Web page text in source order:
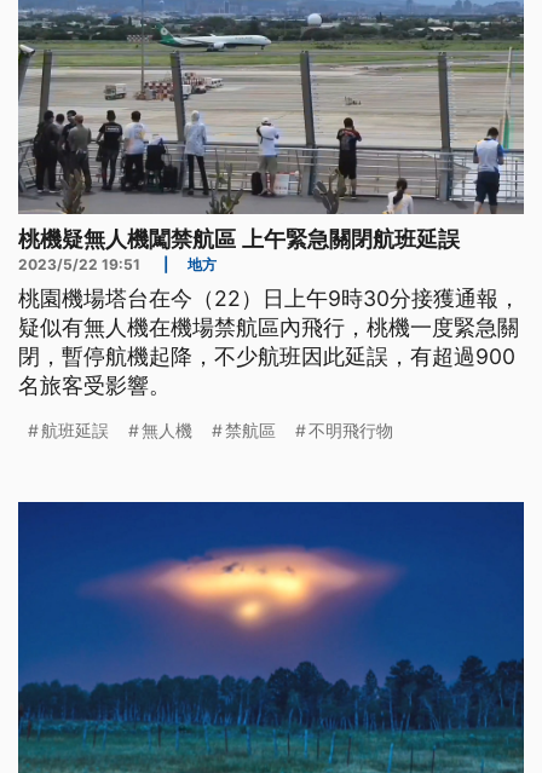
桃機疑無人機闖禁航區 上午緊急關閉航班延誤
2023/5/22 19:51 地方
桃園機場塔台在今（22）日上午9時30分接獲通報，
疑似有無人機在機場禁航區內飛行，桃機一度緊急關
閉，暫停航機起降，不少航班因此延誤，有超過900
名旅客受影響。
航班延誤 無人機 禁航區 不明飛行物